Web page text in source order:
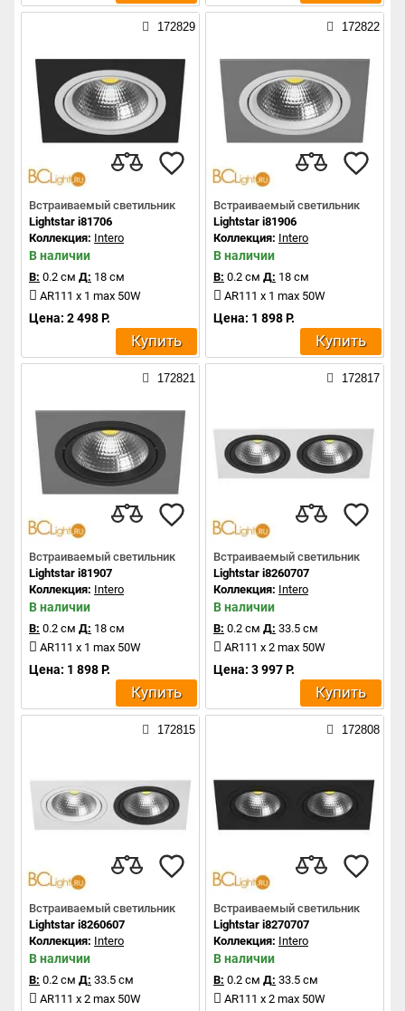
172829
Встраиваемый светильник
Lightstar i81706
Коллекция: Intero
В наличии
В: 0.2 см Д: 18 см
AR111 x 1 max 50W
Цена: 2 498 Р.
Купить
172822
Встраиваемый светильник
Lightstar i81906
Коллекция: Intero
В наличии
В: 0.2 см Д: 18 см
AR111 x 1 max 50W
Цена: 1 898 Р.
Купить
172821
Встраиваемый светильник
Lightstar i81907
Коллекция: Intero
В наличии
В: 0.2 см Д: 18 см
AR111 x 1 max 50W
Цена: 1 898 Р.
Купить
172817
Встраиваемый светильник
Lightstar i8260707
Коллекция: Intero
В наличии
В: 0.2 см Д: 33.5 см
AR111 x 2 max 50W
Цена: 3 997 Р.
Купить
172815
Встраиваемый светильник
Lightstar i8260607
Коллекция: Intero
В наличии
В: 0.2 см Д: 33.5 см
AR111 x 2 max 50W
172808
Встраиваемый светильник
Lightstar i8270707
Коллекция: Intero
В наличии
В: 0.2 см Д: 33.5 см
AR111 x 2 max 50W